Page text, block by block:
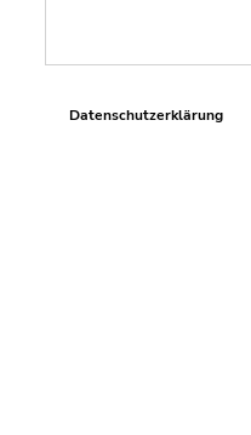
Datenschutzerklärung